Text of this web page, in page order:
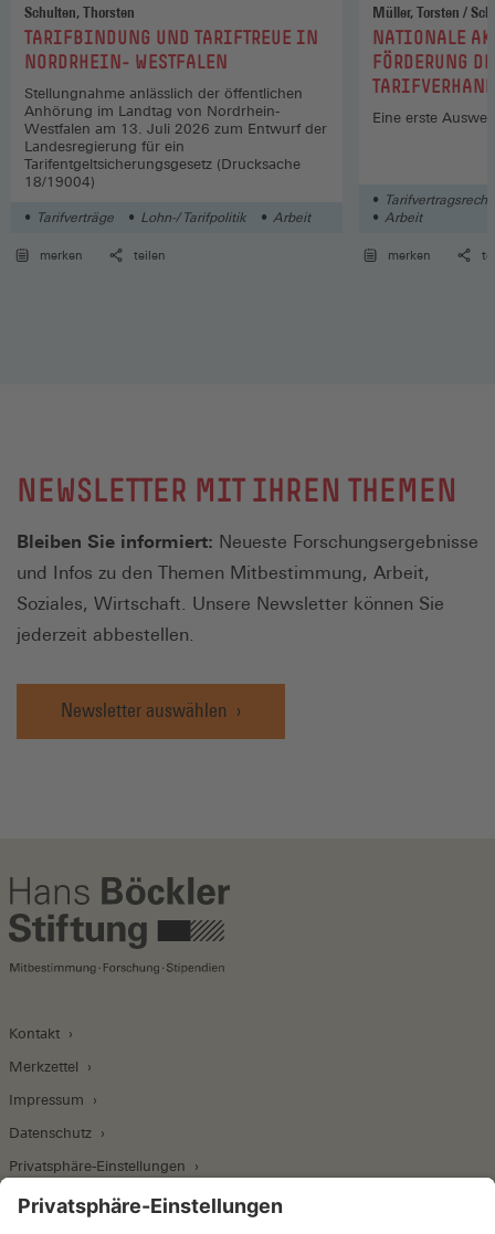
Schulten, Thorsten
:
TARIFBINDUNG UND TARIFTREUE IN
NORDRHEIN- WESTFALEN
Stellungnahme anlässlich der öffentlichen
Anhörung im Landtag von Nordrhein-
Westfalen am 13. Juli 2026 zum Entwurf der
Landesregierung für ein
Tarifentgeltsicherungsgesetz (Drucksache
18/19004)
Tarifverträge Lohn-/ Tarifpolitik Arbeit
merken teilen
Müller,
:NATIONALE
FÖRDERUNG
Eine erste
Tarifvertragsrecht
Arbeit
merken
NEWSLETTER MIT IHREN THEMEN
Bleiben Sie informiert: Neueste Forschungsergebnisse
und Infos zu den Themen Mitbestimmung, Arbeit,
Soziales, Wirtschaft. Unsere Newsletter können Sie
jederzeit abbestellen.
Newsletter auswählen
Kontakt
Merkzettel
Impressum
Datenschutz
Privatsphäre-Einstellungen